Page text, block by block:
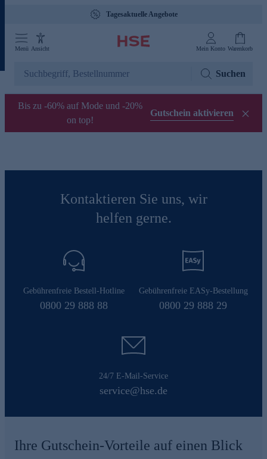
Tagesaktuelle Angebote
Menü Ansicht Mein Konto Warenkorb
Suchen
Bis zu -60% auf Mode und -20%
on top!
Gutschein aktivieren
Kontaktieren Sie uns, wir
helfen gerne.
Gebührenfreie Bestell-Hotline
0800 29 888 88
Gebührenfreie EASy-Bestellung
0800 29 888 29
24/7 E-Mail-Service
service@hse.de
Ihre Gutschein-Vorteile auf einen Blick